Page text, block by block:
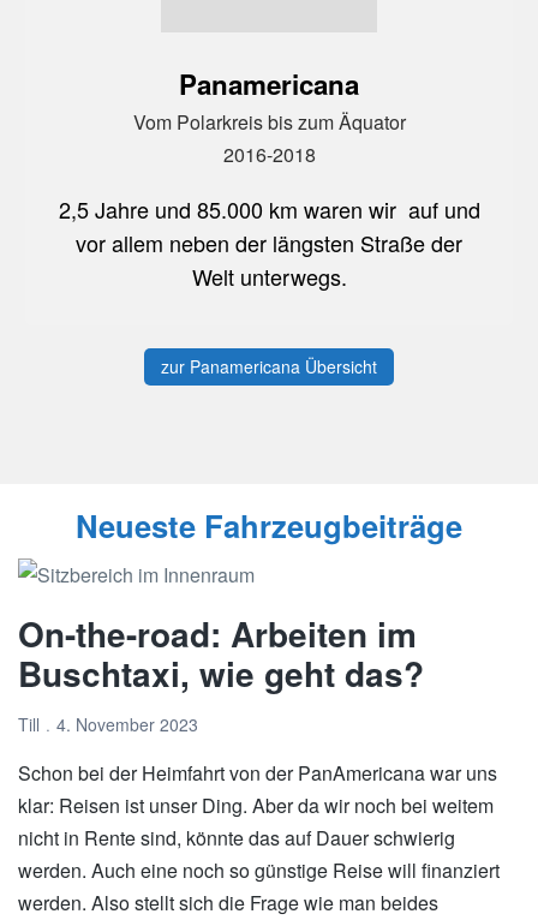
Panamericana
Vom Polarkreis bis zum Äquator
2016-2018
2,5 Jahre und 85.000 km waren wir ​ auf und
vor allem neben der längsten Straße der
Welt unterwegs.
zur Panamericana Übersicht
Neueste Fahrzeugbeiträge
On-the-road: Arbeiten im
Buschtaxi, wie geht das?
Till 4. November 2023
Schon bei der Heimfahrt von der PanAmericana war uns
klar: Reisen ist unser Ding. Aber da wir noch bei weitem
nicht in Rente sind, könnte das auf Dauer schwierig
werden. Auch eine noch so günstige Reise will finanziert
werden. Also stellt sich die Frage wie man beides